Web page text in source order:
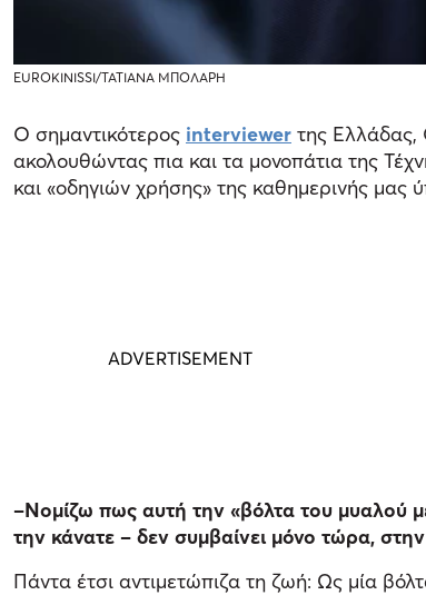
EUROKINISSI/ΤΑΤΙΑΝΑ ΜΠΟΛΑΡΗ
Ο σημαντικότερος interviewer της Ελλάδας,
ακολουθώντας πια και τα μονοπάτια της
και «οδηγιών χρήσης» της καθημερινής μας
–Νομίζω πως αυτή την «βόλτα του μυαλού
την κάνατε – δεν συμβαίνει μόνο τώρα,
Πάντα έτσι αντιμετώπιζα τη ζωή: Ως μία